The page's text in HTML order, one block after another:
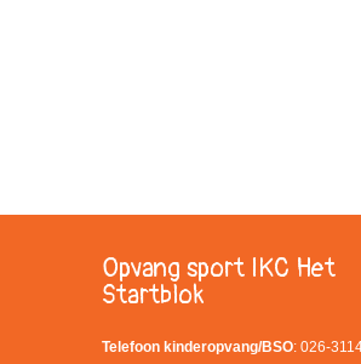
Opvang sport IKC Het
Startblok
Telefoon kinderopvang/BSO: 026-